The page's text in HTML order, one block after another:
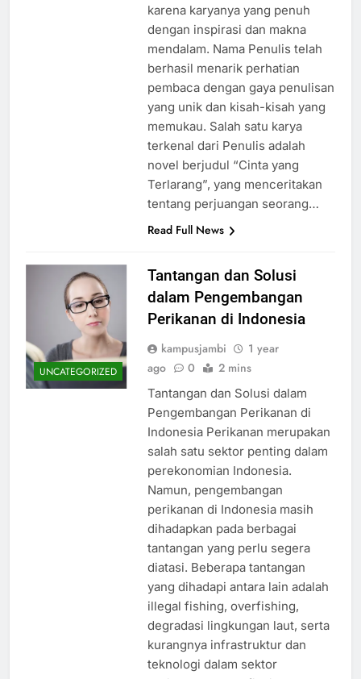
karena karyanya yang penuh
dengan inspirasi dan makna
mendalam. Nama Penulis telah
berhasil menarik perhatian
pembaca dengan gaya penulisan
yang unik dan kisah-kisah yang
memukau. Salah satu karya
terkenal dari Penulis adalah
novel berjudul “Cinta yang
Terlarang”, yang menceritakan
tentang perjuangan seorang…
Read Full News
UNCATEGORIZED
Tantangan dan Solusi
dalam Pengembangan
Perikanan di Indonesia
kampusjambi
1 year
ago
0 2 mins
Tantangan dan Solusi dalam
Pengembangan Perikanan di
Indonesia Perikanan merupakan
salah satu sektor penting dalam
perekonomian Indonesia.
Namun, pengembangan
perikanan di Indonesia masih
dihadapkan pada berbagai
tantangan yang perlu segera
diatasi. Beberapa tantangan
yang dihadapi antara lain adalah
illegal fishing, overfishing,
degradasi lingkungan laut, serta
kurangnya infrastruktur dan
teknologi dalam sektor